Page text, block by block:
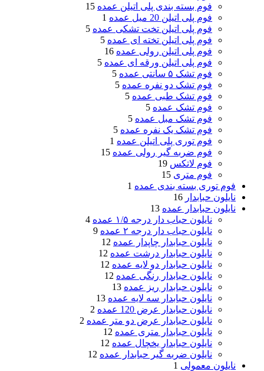
فوم بسته بندی پلی اتیلن عمده 15
فوم پلی اتیلن 20 میل عمده
1
فوم پلی اتیلن تخت تشکی عمده 5
فوم پلی اتیلن تخته ای عمده 5
فوم پلی اتیلن رولی عمده 16
فوم پلی اتیلن ورقه ای عمده 5
فوم تشک ۵ سانتی عمده
5
فوم تشک دو نفره عمده 5
فوم تشک طبی عمده 5
فوم تشک عمده 5
فوم تشک مبل عمده 5
فوم تشک یک نفره عمده 5
فوم توری پلی اتیلن عمده 1
فوم ضربه گیر رولی عمده 15
فوم لاتکس 19
فوم متری 15
فوم توری بسته بندی عمده 1
نایلون حبابدار 16
نایلون حبابدار عمده 13
نایلون حباب دار درجه ۱/۵ عمده
4
نایلون حباب دار درجه ۲ عمده
9
نایلون حبابدار چاپدار عمده 12
نایلون حبابدار درشت عمده 12
نایلون حبابدار دو لایه عمده 12
نایلون حبابدار رنگی عمده 12
نایلون حبابدار ریز عمده 13
نایلون حبابدار سه لایه عمده 13
نایلون حبابدار عرض 120 عمده
2
نایلون حبابدار عرض دو متر عمده 2
نایلون حبابدار متری عمده 12
نایلون حبابدار یخچال عمده 12
نایلون ضربه گیر حبابدار عمده 12
نایلون معمولی 1